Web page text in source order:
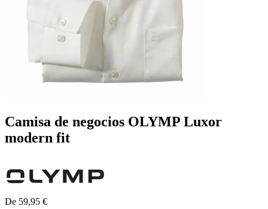
Camisa de negocios OLYMP Luxor
modern fit
De 59,95 €